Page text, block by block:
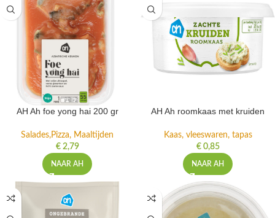
AH Ah foe yong hai 200 gr
Salades,Pizza, Maaltijden
€2,79
NAAR AH
AH Ah roomkaas met kruiden
Kaas, vleeswaren, tapas
€0,85
NAAR AH